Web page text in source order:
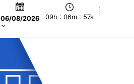
06/08/2026 09h : 06m : 57s